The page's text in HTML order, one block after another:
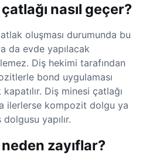
nasıl geçer?
oluşması durumunda bu
da evde yapılacak
Diş hekimi tarafından
bond uygulaması
Diş minesi çatlağı
ilerlerse kompozit dolgu ya
yapılır.
zayıflar?